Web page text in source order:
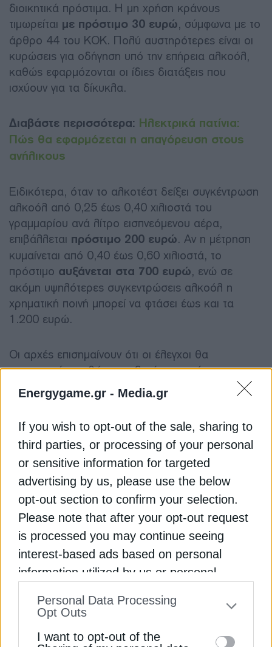
Energygame.gr - Media.gr
If you wish to opt-out of the sale, sharing to
third parties, or processing of your personal
or sensitive information for targeted
advertising by us, please use the below
opt-out section to confirm your selection.
Please note that after your opt-out request
is processed you may continue seeing
interest-based ads based on personal
information utilized by us or personal
to your opt-out. You may separately opt-out
Personal Data Processing
Opt Outs
I want to opt-out of the
διοικητικά πρόστιμα. Η μη χρήση κράνους
τιμωρείται με πρόστιμο 30 ευρώ, σύμφωνα με το
άρθρο 44 του ΚΟΚ. Πολύ αυστηρότερες είναι οι
κυρώσεις για οδήγηση υπό την επήρεια αλκοόλ,
καθώς εφαρμόζονται οι ίδιες διατάξεις που
ισχύουν για τα δίκυκλα.
Διαβάστε περισσότερα: Ηλεκτρικά πατίνια:
Πώς θα εφαρμόζεται η απαγόρευση στους
ανήλικους
Ειδικότερα, όταν το αλκοτέστ δείξει συγκέντρωση
αλκοόλ από 0,25 έως 0,40 χιλιοστά του
γραμμαρίου ανά λίτρο εισπνεόμενου αέρα,
επιβάλλεται πρόστιμο 200 ευρώ. Αν η μέτρηση
κυμαίνεται από 0,40 έως 0,60 χιλιοστά, το
πρόστιμο αυξάνεται στα 700 ευρώ, ενώ σε
ακόμη υψηλότερες συγκεντρώσεις αλκοόλ η
χρηματική ποινή μπορεί να φτάσει έως και τα
1.200 ευρώ.
Οι αρχές επισημαίνουν ότι οι έλεγχοι θα
συνεχιστούν, καθώς η αυξανόμενη χρήση
ηλεκτρικών πατινιών καθιστά αναγκαία την
αυστηρή τήρηση των κανόνων οδικής ασφάλειας,
τους υπόλοιπους οδηγούς και πεζούς.
Διαβάστε ακόμη
Έρχονται αλλαγές στη νομοθεσία για τα ηλεκτρικά
“Στα σκαριά” νέο πλαίσιο ανακύκλωσης για τα
ηλεκτρικά πατίνια
Γιατί απογοήτευσε το κοινό της η
πρώτη ηλεκτρική Ferrari;